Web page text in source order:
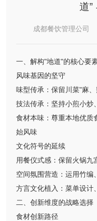
道”
成都餐饮管理公司
一、解构"地道"的核心要
风味基因的坚守
味型传承：保留川菜"麻
技法传承：坚持小煎小炒
食材本味：尊重本地优质
始风味
文化符号的延续
用餐仪式感：保留火锅
空间氛围营造：运用竹编
方言文化植入：菜单设计
二、创新维度的战略选择
食材创新路径